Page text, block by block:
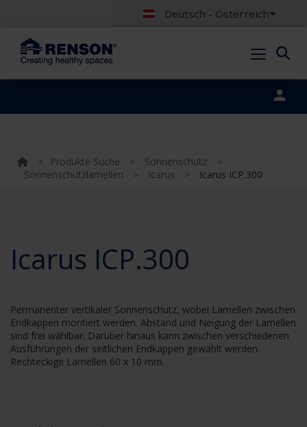
Deutsch - Österreich
> Produkte Suche > Sonnenschutz
>
Sonnenschutzlamellen
> Icarus > Icarus ICP.300
Icarus ICP.300
Permanenter vertikaler Sonnenschutz, wobei Lamellen zwischen
Endkappen montiert werden. Abstand und Neigung der Lamellen
sind frei wählbar. Darüber hinaus kann zwischen verschiedenen
Ausführungen der seitlichen Endkappen gewählt werden.
Rechteckige Lamellen 60 x 10 mm.